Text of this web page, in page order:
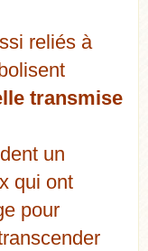
reliés à
transmise
un
qui ont
pour